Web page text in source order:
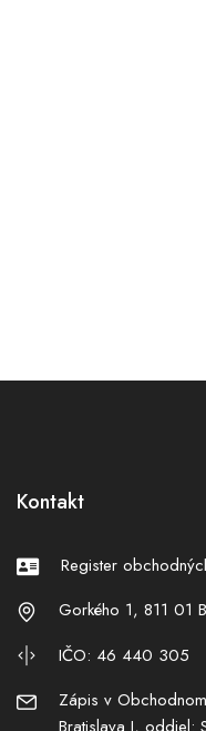
Kontakt
Register
Gorkého 1, 811 01
IČO: 46 440 305
Zápis v